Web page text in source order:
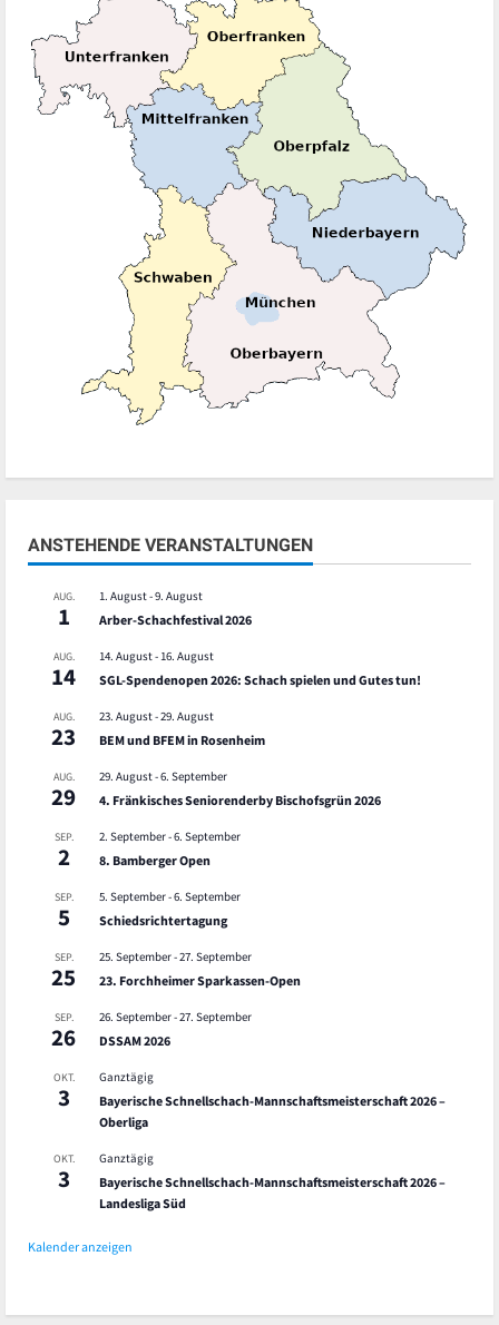
ANSTEHENDE VERANSTALTUNGEN
AUG.
1
1. August-9. August
Arber-Schachfestival 2026
AUG.
14
14. August- 16. August
SGL-Spendenopen 2026: Schach spielen und Gutes tun!
AUG.
23
23. August-29. August
BEM und BFEM in Rosenheim
AUG.
29
29. August-6. September
4. Fränkisches Seniorenderby Bischofsgrün 2026
SEP.
2
2. September-6. September
8. Bamberger Open
SEP.
5
5. September-6. September
Schiedsrichtertagung
SEP.
25
25. September-27. September
23. Forchheimer Sparkassen-Open
SEP.
26
26. September-27. September
DSSAM 2026
OKT.
3
Ganztägig
Bayerische Schnellschach-Mannschaftsmeisterschaft 2026 –
Oberliga
OKT.
3
Ganztägig
Bayerische Schnellschach-Mannschaftsmeisterschaft 2026 –
Landesliga Süd
Kalender anzeigen